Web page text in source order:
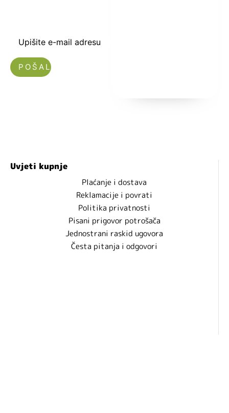
Upišite e-mail adresu
Uvjeti kupnje
Plaćanje i dostava
Reklamacije i povrati
Politika privatnosti
Pisani prigovor potrošača
Jednostrani raskid ugovora
Česta pitanja i odgovori